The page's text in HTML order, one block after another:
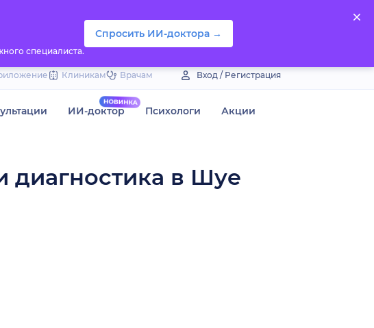
специалиста.
Спросить ИИ-доктора →
Клиникам Врачам Вход / Регистрация
ИИ-доктор Психологи Акции
диагностика в Шуе